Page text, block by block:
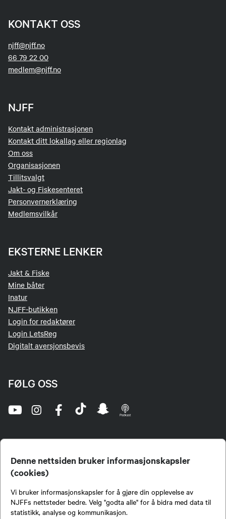
Denne nettsiden bruker informasjonskapsler
(cookies)
Vi bruker informasjonskapsler for å gjøre din opplevelse av
NJFFs nettsteder bedre. Velg "godta alle" for å bidra med data til
statistikk, analyse og kommunikasjon.
KONTAKT OSS
njff@njff.no
66 79 22 00
medlem@njff.no
NJFF
Kontakt administrasjonen
Kontakt ditt lokallag eller regionlag
Om oss
Organisasjonen
Tillitsvalgt
Jakt- og Fiskesenteret
Personvernerklæring
Medlemsvilkår
EKSTERNE LENKER
Jakt & Fiske
Mine båter
Inatur
NJFF-butikken
Login for redaktører
Login LetsReg
Digitalt aversjonsbevis
FØLG OSS
jegere og sportsfiskere og et av de viktigste miljøene for formidling av kunnskap om jakt og
fiske i Norge. Vi er en partipolitisk nøytral organisasjon, men har et sterkt jakt-, fiske-, og
naturpolitisk engasjement i mange saker.